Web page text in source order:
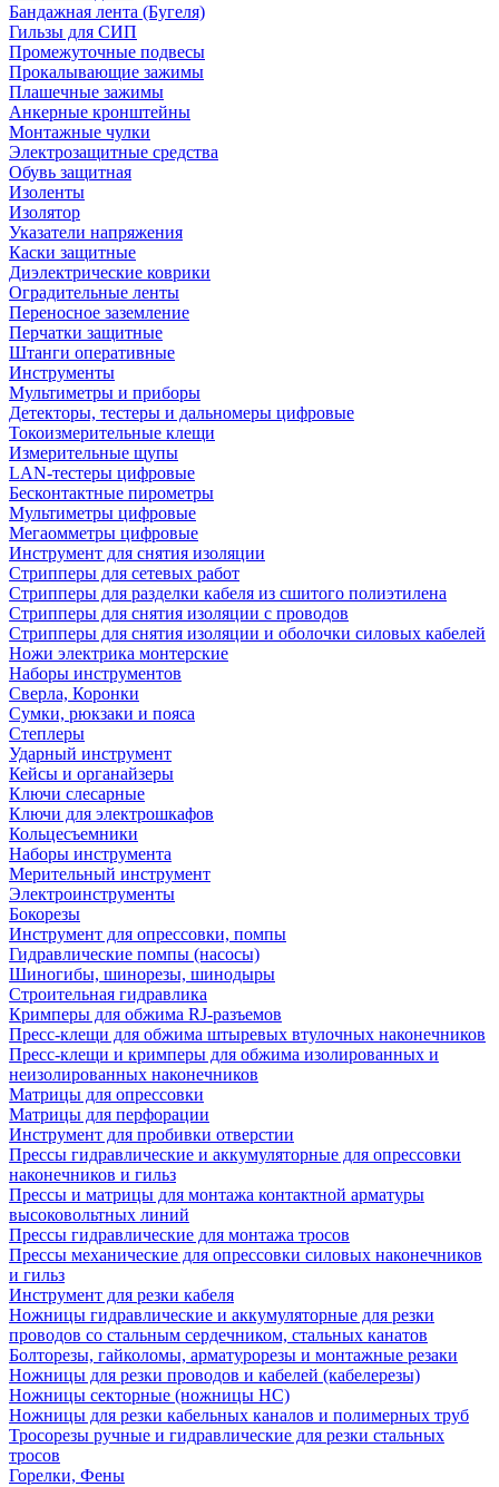
Бандажная лента (Бугеля)
Гильзы для СИП
Промежуточные подвесы
Прокалывающие зажимы
Плашечные зажимы
Анкерные кронштейны
Монтажные чулки
Электрозащитные средства
Обувь защитная
Изоленты
Изолятор
Указатели напряжения
Каски защитные
Диэлектрические коврики
Оградительные ленты
Переносное заземление
Перчатки защитные
Штанги оперативные
Инструменты
Мультиметры и приборы
Детекторы, тестеры и дальномеры цифровые
Токоизмерительные клещи
Измерительные щупы
LAN-тестеры цифровые
Бесконтактные пирометры
Мультиметры цифровые
Мегаомметры цифровые
Инструмент для снятия изоляции
Стрипперы для сетевых работ
Стрипперы для разделки кабеля из сшитого полиэтилена
Cтрипперы для снятия изоляции с проводов
Стрипперы для снятия изоляции и оболочки силовых кабелей
Ножи электрика монтерские
Наборы инструментов
Сверла, Коронки
Сумки, рюкзаки и пояса
Степлеры
Ударный инструмент
Кейсы и органайзеры
Ключи слесарные
Ключи для электрошкафов
Кольцесъемники
Наборы инструмента
Мерительный инструмент
Электроинструменты
Бокорезы
Инструмент для опрессовки, помпы
Гидравлические помпы (насосы)
Шиногибы, шинорезы, шинодыры
Строительная гидравлика
Кримперы для обжима RJ-разъемов
Пресс-клещи для обжима штыревых втулочных наконечников
Пресс-клещи и кримперы для обжима изолированных и
неизолированных наконечников
Матрицы для опрессовки
Матрицы для перфорации
Инструмент для пробивки отверстии
Прессы гидравлические и аккумуляторные для опрессовки
наконечников и гильз
Прессы и матрицы для монтажа контактной арматуры
высоковольтных линий
Прессы гидравлические для монтажа тросов
Прессы механические для опрессовки силовых наконечников
и гильз
Инструмент для резки кабеля
Ножницы гидравлические и аккумуляторные для резки
проводов со стальным сердечником, стальных канатов
Болторезы, гайколомы, арматурорезы и монтажные резаки
Ножницы для резки проводов и кабелей (кабелерезы)
Ножницы секторные (ножницы НС)
Ножницы для резки кабельных каналов и полимерных труб
Тросорезы ручные и гидравлические для резки стальных
тросов
Горелки, Фены